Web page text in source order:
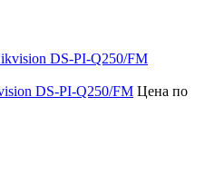
DS-PI-Q250/FM Цена по